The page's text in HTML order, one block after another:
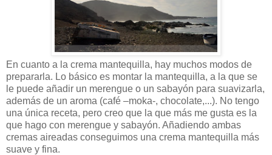
En cuanto a la crema mantequilla, hay muchos modos de
prepararla. Lo básico es montar la mantequilla, a la que se
le puede añadir un merengue o un sabayón para suavizarla,
además de un aroma (café –moka-, chocolate,...). No tengo
una única receta, pero creo que la que más me gusta es la
que hago con merengue y sabayón. Añadiendo ambas
cremas aireadas conseguimos una crema mantequilla más
suave y fina.